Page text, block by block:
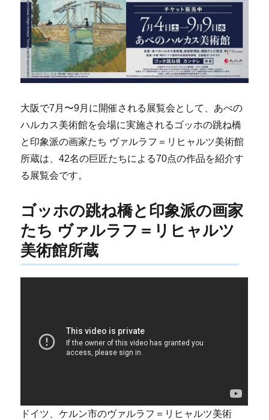
大阪で7月〜9月に開催される展覧会として、あべの
ハルカス美術館を会場に実施されるゴッホの跳ね橋
と印象派の画家たち ヴァルラフ＝リヒャルツ美術館
所蔵は、42名の巨匠たちによる70点の作品を紹介す
る展覧会です。
ゴッホの跳ね橋と印象派の画家
たち ヴァルラフ＝リヒャルツ
美術館所蔵
ドイツ、ケルン市のヴァルラフ＝リヒャルツ美術